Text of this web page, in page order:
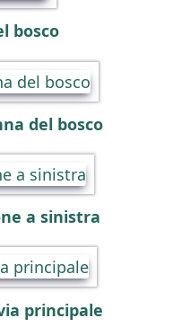
bosco
del bosco
a sinistra
principale